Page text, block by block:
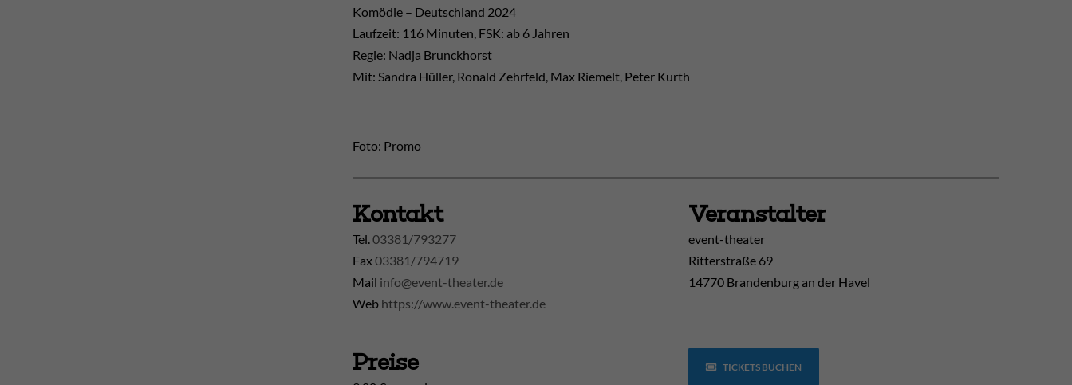
Komödie – Deutschland 2024
Laufzeit: 116 Minuten, FSK: ab 6 Jahren
Regie: Nadja Brunckhorst
Mit: Sandra Hüller, Ronald Zehrfeld, Max Riemelt, Peter Kurth
Foto: Promo
Kontakt
Tel. 03381/793277
Fax03381/794719
Mail info@event-theater.de
Web https://www.event-theater.de
Veranstalter
event-theater
Ritterstraße 69
14770 Brandenburg an der Havel
Preise TICKETS BUCHEN